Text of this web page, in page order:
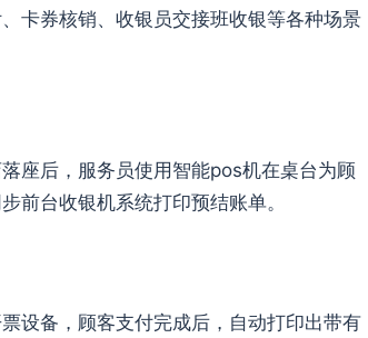
卡券核销、收银员交接班收银等各种场景
座后，服务员使用智能pos机在桌台为顾
前台收银机系统打印预结账单。
设备，顾客支付完成后，自动打印出带有